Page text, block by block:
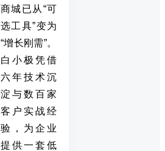
商城已从“可
选工具”变为
“增长刚需”。
白小极凭借
六年技术沉
淀与数百家
客户实战经
验，为企业
提供一套低